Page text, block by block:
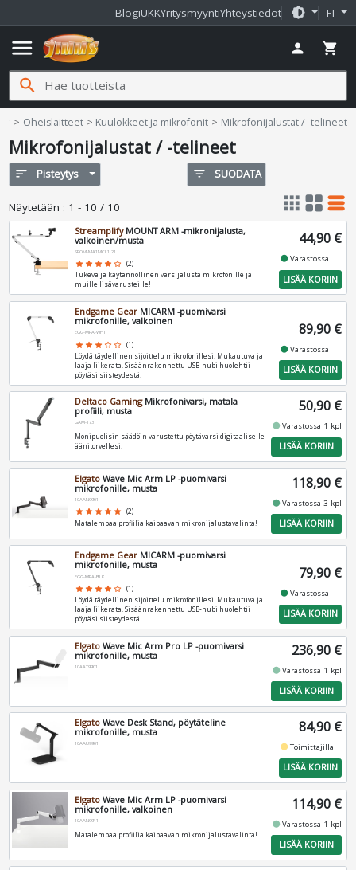
BlogiUKKYritysmyyntiYhteystiedot brightness_medium FI
menu person shopping_cart
search
Jimms.fi
Oheislaitteet Kuulokkeet ja mikrofonit Mikrofonijalustat / -telineet
Mikrofonijalustat / -telineet
sort Pisteytys filter_list SUODATA
Näytetään : 1 - 10 / 10 apps grid_view table_rows
StreamplifyMOUNT ARM -mikronijalusta,
valkoinen/musta
SPOM-MA1MCL1.21
star star star star star_border (2)
Tukeva ja käytännöllinen varsijalusta mikrofonille ja
muille lisävarusteille!
44,90 €
fiber_manual_recordVarastossa
LISÄÄ KORIIN
Endgame Gear MICARM -puomivarsi
mikrofonille, valkoinen
EGG-MPA-WHT
star star star star_border star_border (1)
Löydä täydellinen sijoittelu mikrofonillesi. Mukautuva ja
laaja liikerata. Sisäänrakennettu USB-hubi huolehtii
pöytäsi siisteydestä.
89,90 €
fiber_manual_recordVarastossa
LISÄÄ KORIIN
Deltaco GamingMikrofonivarsi, matala
profiili, musta
GAM-173
Monipuolisin säädöin varustettu pöytävarsi digitaaliselle
äänitorvellesi!
50,90 €
fiber_manual_recordVarastossa 1 kpl
LISÄÄ KORIIN
Elgato Wave Mic Arm LP -puomivarsi
mikrofonille, musta
10AAN9901
star star star star star (2)
Matalempaa profiilia kaipaavan mikronijalustavalinta!
118,90 €
fiber_manual_recordVarastossa 3 kpl
LISÄÄ KORIIN
Endgame Gear MICARM -puomivarsi
mikrofonille, musta
EGG-MPA-BLK
star star star star star_border (1)
Löydä täydellinen sijoittelu mikrofonillesi. Mukautuva ja
laaja liikerata. Sisäänrakennettu USB-hubi huolehtii
pöytäsi siisteydestä.
79,90 €
fiber_manual_recordVarastossa
LISÄÄ KORIIN
Elgato Wave Mic Arm Pro LP -puomivarsi
mikrofonille, musta
10AAT9901
236,90 €
fiber_manual_recordVarastossa 1 kpl
LISÄÄ KORIIN
Elgato Wave Desk Stand, pöytäteline
mikrofonille, musta
10AAU9901
84,90 €
fiber_manual_recordToimittajilla
LISÄÄ KORIIN
Elgato Wave Mic Arm LP -puomivarsi
mikrofonille, valkoinen
10AAN9911
Matalempaa profiilia kaipaavan mikronijalustavalinta!
114,90 €
fiber_manual_recordVarastossa 1 kpl
LISÄÄ KORIIN